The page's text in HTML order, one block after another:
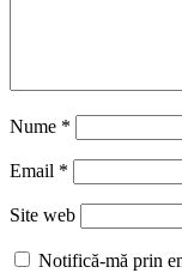
Nume *
Email *
Site web
Notifică-mă prin